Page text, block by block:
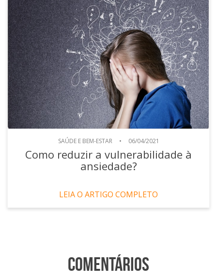
SAÚDE E BEM-ESTAR • 06/04/2021
Como reduzir a vulnerabilidade à
ansiedade?
LEIA O ARTIGO COMPLETO
Comentários